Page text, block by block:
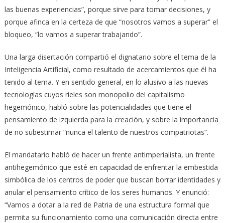
las buenas experiencias”, porque sirve para tomar decisiones, y
porque afinca en la certeza de que “nosotros vamos a superar” el
bloqueo, “lo vamos a superar trabajando”.
Una larga disertación compartió el dignatario sobre el tema de la
Inteligencia Artificial, como resultado de acercamientos que él ha
tenido al tema. Y en sentido general, en lo alusivo a las nuevas
tecnologías cuyos rieles son monopolio del capitalismo
hegemónico, habló sobre las potencialidades que tiene el
pensamiento de izquierda para la creación, y sobre la importancia
de no subestimar “nunca el talento de nuestros compatriotas”.
El mandatario habló de hacer un frente antimperialista, un frente
antihegemónico que esté en capacidad de enfrentar la embestida
simbólica de los centros de poder que buscan borrar identidades y
anular el pensamiento crítico de los seres humanos. Y enunció:
“Vamos a dotar a la red de Patria de una estructura formal que
permita su funcionamiento como una comunicación directa entre